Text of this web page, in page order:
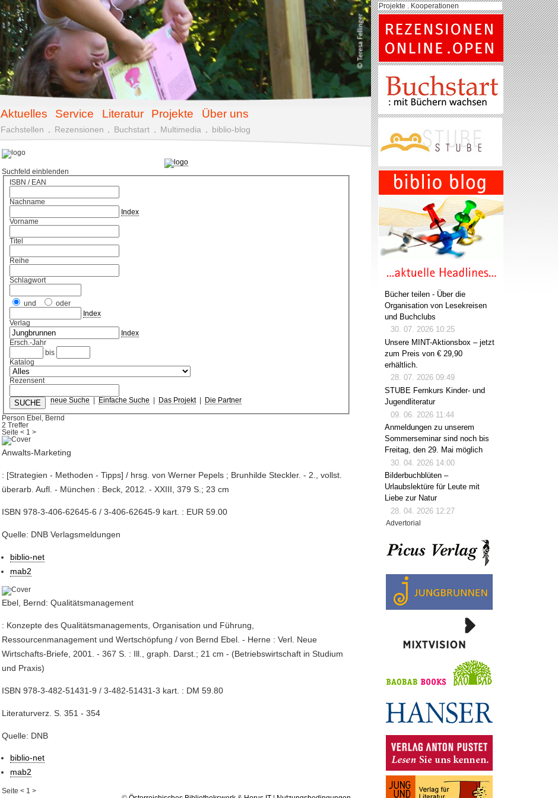
Aktuelles Service Literatur Projekte Über uns
Fachstellen Rezensionen Buchstart Multimedia biblio-blog
Suchfeld einblenden
ISBN / EAN
Nachname
Index
Vorname
Titel
Reihe
Schlagwort
und
oder
Index
Verlag
Index
Ersch.-Jahr
bis
Katalog
Rezensent
neue Suche Einfache Suche Das Projekt| Die Partner
Person Ebel, Bernd
2 Treffer
Seite< 1 >
Anwalts-Marketing
: [Strategien - Methoden - Tipps] / hrsg. von Werner Pepels ; Brunhilde Steckler. - 2., vollst.
überarb. Aufl. - München : Beck, 2012. - XXIII, 379 S.; 23 cm
ISBN 978-3-406-62645-6 / 3-406-62645-9 kart. : EUR 59.00
Quelle: DNB Verlagsmeldungen
biblio-net
mab2
Ebel, Bernd: Qualitätsmanagement
: Konzepte des Qualitätsmanagements, Organisation und Führung,
Ressourcenmanagement und Wertschöpfung / von Bernd Ebel. - Herne : Verl. Neue
Wirtschafts-Briefe, 2001. - 367 S. : Ill., graph. Darst.; 21 cm - (Betriebswirtschaft in Studium
und Praxis)
ISBN 978-3-482-51431-9 / 3-482-51431-3 kart. : DM 59.80
Literaturverz. S. 351 - 354
Quelle: DNB
biblio-net
mab2
Seite< 1 >
Projekte . Kooperationen
Bücher teilen - Über die
Organisation von Lesekreisen
und Buchclubs
30. 07. 2026 10:25
Unsere MINT-Aktionsbox – jetzt
zum Preis von € 29,90
erhältlich.
28. 07. 2026 09:49
STUBE Fernkurs Kinder- und
Jugendliteratur
09. 06. 2026 11:44
Anmeldungen zu unserem
Sommerseminar sind noch bis
Freitag, den 29. Mai möglich
30. 04. 2026 14:00
Bilderbuchblüten –
Urlaubslektüre für Leute mit
Liebe zur Natur
28. 04. 2026 12:27
Advertorial